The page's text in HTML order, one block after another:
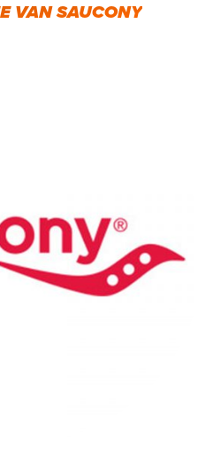
VAN SAUCONY